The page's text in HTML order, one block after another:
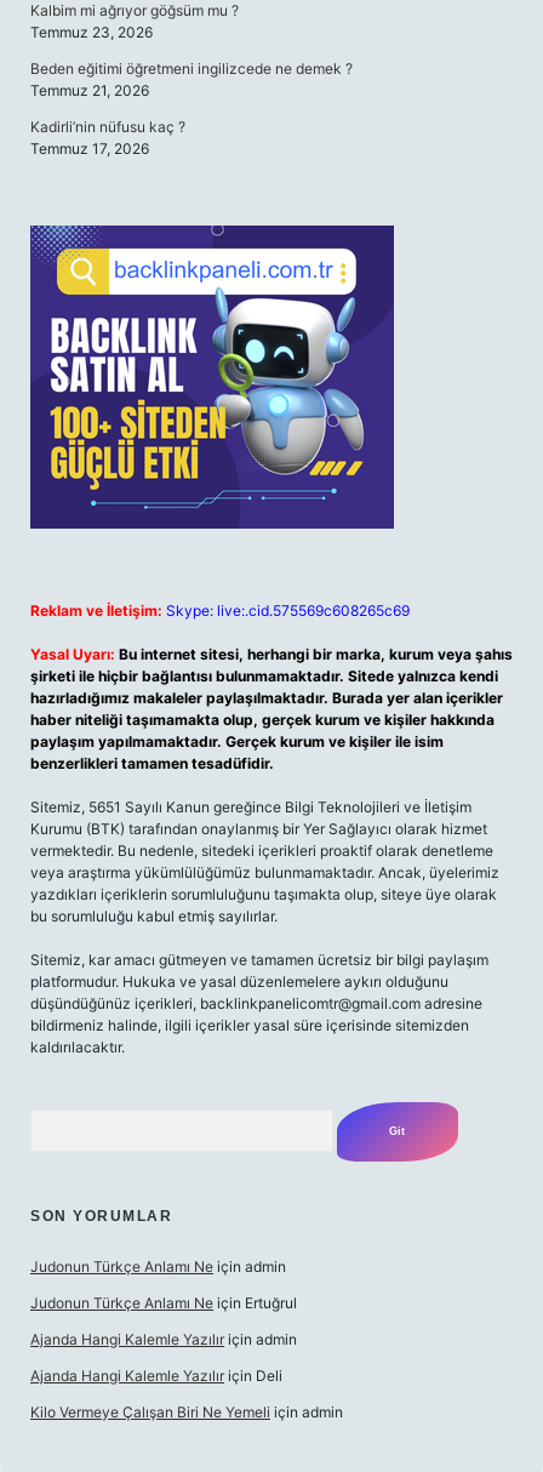
Kalbim mi ağrıyor göğsüm mu ?
Temmuz 23, 2026
Beden eğitimi öğretmeni ingilizcede ne demek ?
Temmuz 21, 2026
Kadirli’nin nüfusu kaç ?
Temmuz 17, 2026
Reklam ve İletişim: Skype: live:.cid.575569c608265c69
Yasal Uyarı: Bu internet sitesi, herhangi bir marka, kurum veya şahıs
şirketi ile hiçbir bağlantısı bulunmamaktadır. Sitede yalnızca kendi
hazırladığımız makaleler paylaşılmaktadır. Burada yer alan içerikler
haber niteliği taşımamakta olup, gerçek kurum ve kişiler hakkında
paylaşım yapılmamaktadır. Gerçek kurum ve kişiler ile isim
benzerlikleri tamamen tesadüfidir.
Sitemiz, 5651 Sayılı Kanun gereğince Bilgi Teknolojileri ve İletişim
Kurumu (BTK) tarafından onaylanmış bir Yer Sağlayıcı olarak hizmet
vermektedir. Bu nedenle, sitedeki içerikleri proaktif olarak denetleme
veya araştırma yükümlülüğümüz bulunmamaktadır. Ancak, üyelerimiz
yazdıkları içeriklerin sorumluluğunu taşımakta olup, siteye üye olarak
bu sorumluluğu kabul etmiş sayılırlar.
Sitemiz, kar amacı gütmeyen ve tamamen ücretsiz bir bilgi paylaşım
platformudur. Hukuka ve yasal düzenlemelere aykırı olduğunu
düşündüğünüz içerikleri, backlinkpanelicomtr@gmail.com adresine
bildirmeniz halinde, ilgili içerikler yasal süre içerisinde sitemizden
kaldırılacaktır.
SON YORUMLAR
Judonun Türkçe Anlamı Ne için admin
Judonun Türkçe Anlamı Ne için Ertuğrul
Ajanda Hangi Kalemle Yazılır için admin
Ajanda Hangi Kalemle Yazılır için Deli
Kilo Vermeye Çalışan Biri Ne Yemeli için admin